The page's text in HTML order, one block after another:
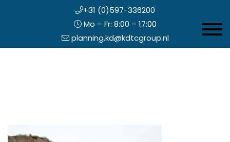
+31 (0)597-336200
Mo – Fr: 8:00 – 17:00
planning.kd@kdtcgroup.nl